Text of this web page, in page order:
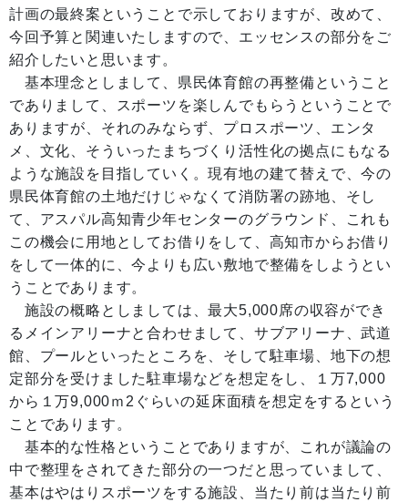
計画の最終案ということで示しておりますが、改めて、
今回予算と関連いたしますので、エッセンスの部分をご
紹介したいと思います。
基本理念としまして、県民体育館の再整備ということ
でありまして、スポーツを楽しんでもらうということで
ありますが、それのみならず、プロスポーツ、エンタ
メ、文化、そういったまちづくり活性化の拠点にもなる
ような施設を目指していく。現有地の建て替えで、今の
県民体育館の土地だけじゃなくて消防署の跡地、そし
て、アスパル高知青少年センターのグラウンド、これも
この機会に用地としてお借りをして、高知市からお借り
をして一体的に、今よりも広い敷地で整備をしようとい
うことであります。
施設の概略としましては、最大5,000席の収容ができ
るメインアリーナと合わせまして、サブアリーナ、武道
館、プールといったところを、そして駐車場、地下の想
定部分を受けました駐車場などを想定をし、１万7,000
から１万9,000ｍ2ぐらいの延床面積を想定をするという
ことであります。
基本的な性格ということでありますが、これが議論の
中で整理をされてきた部分の一つだと思っていまして、
基本はやはりスポーツをする施設、当たり前は当たり前